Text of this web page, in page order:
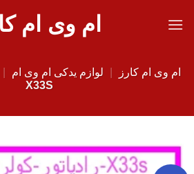
ام وی ام
ام وی ام کارز لوازم یدکی ام وی ام
X33S